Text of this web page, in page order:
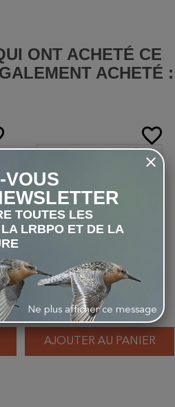
ONT ACHETÉ CE
ACHETÉ :
favorite_border
Faisan de Colchide - Carte
d'André Buzin
1,00 €
AJOUTER AU PANIER
VOUS
TOUTES LES
LRBPO ET DE LA
Ne plus afficher ce message